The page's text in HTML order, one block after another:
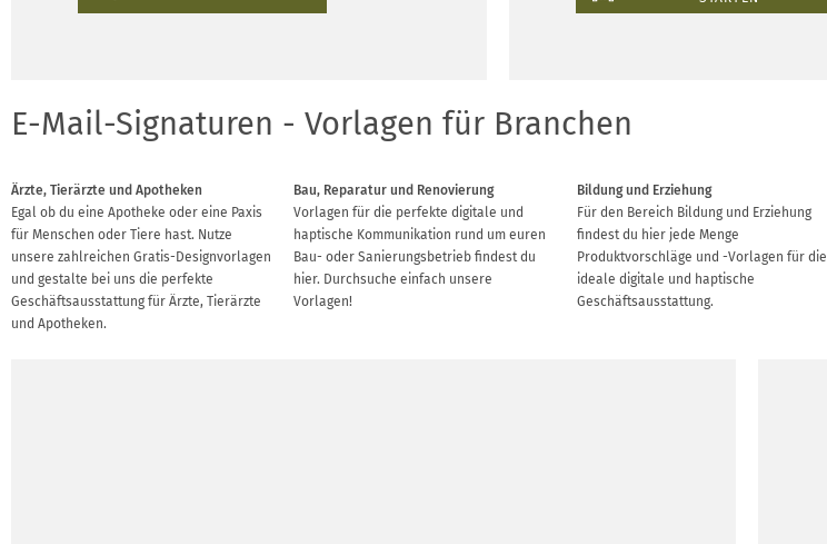
E-Mail-Signaturen - Vorlagen für Branchen
Ärzte, Tierärzte und Apotheken
Egal ob du eine Apotheke oder eine Paxis
für Menschen oder Tiere hast. Nutze
unsere zahlreichen Gratis-Designvorlagen
und gestalte bei uns die perfekte
Geschäftsausstattung für Ärzte, Tierärzte
und Apotheken.
Bau, Reparatur und Renovierung
Vorlagen für die perfekte digitale und
haptische Kommunikation rund um euren
Bau- oder Sanierungsbetrieb findest du
hier. Durchsuche einfach unsere
Vorlagen!
Bildung und Erziehung
Für den Bereich Bildung und Erziehung
findest du hier jede Menge
Produktvorschläge und -Vorlagen für die
ideale digitale und haptische
Geschäftsausstattung.